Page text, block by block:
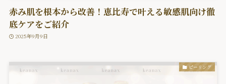
赤み肌を根本から改善！恵比寿で叶える敏感肌向け徹
底ケアをご紹介
2025年9月9日
ピーリング